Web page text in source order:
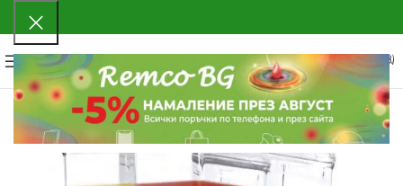
МЕНЮ
0
0.00€ (0.00 ЛВ.)